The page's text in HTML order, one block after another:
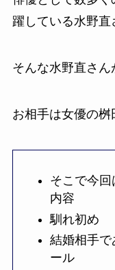
躍している水野直
そんな水野直さん
お相手は女優の桝
そこで今
内容
馴れ初め
結婚相手で
ール